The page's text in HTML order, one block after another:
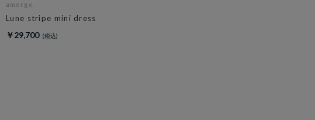
amerge.
Lune stripe mini dress
￥29,700